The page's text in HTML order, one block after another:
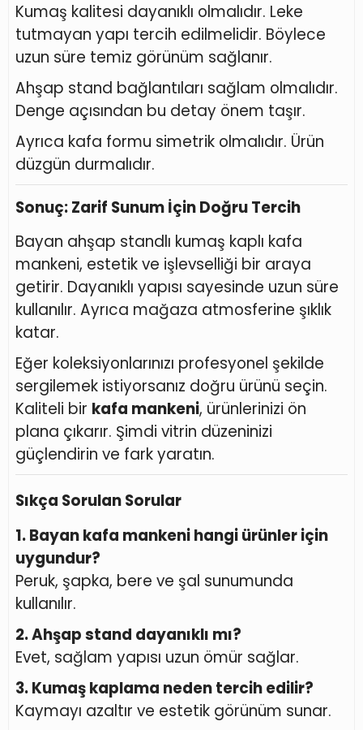
Kumaş kalitesi dayanıklı olmalıdır. Leke
tutmayan yapı tercih edilmelidir. Böylece
uzun süre temiz görünüm sağlanır.
Ahşap stand bağlantıları sağlam olmalıdır.
Denge açısından bu detay önem taşır.
Ayrıca kafa formu simetrik olmalıdır. Ürün
düzgün durmalıdır.
Sonuç: Zarif Sunum İçin Doğru Tercih
Bayan ahşap standlı kumaş kaplı kafa
mankeni, estetik ve işlevselliği bir araya
getirir. Dayanıklı yapısı sayesinde uzun süre
kullanılır. Ayrıca mağaza atmosferine şıklık
katar.
Eğer koleksiyonlarınızı profesyonel şekilde
sergilemek istiyorsanız doğru ürünü seçin.
Kaliteli bir kafa mankeni, ürünlerinizi ön
plana çıkarır. Şimdi vitrin düzeninizi
güçlendirin ve fark yaratın.
Sıkça Sorulan Sorular
1. Bayan kafa mankeni hangi ürünler için
uygundur?
Peruk, şapka, bere ve şal sunumunda
kullanılır.
2. Ahşap stand dayanıklı mı?
Evet, sağlam yapısı uzun ömür sağlar.
3. Kumaş kaplama neden tercih edilir?
Kaymayı azaltır ve estetik görünüm sunar.